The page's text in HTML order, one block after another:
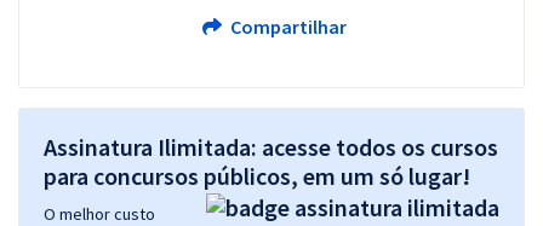
Compartilhar
Assinatura Ilimitada: acesse todos os cursos
para concursos públicos, em um só lugar!
O melhor custo